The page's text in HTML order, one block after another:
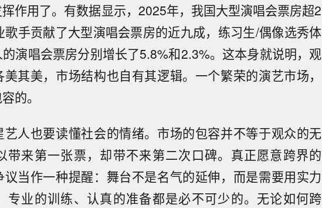
作用了。有数据显示，2025年，我国大型演唱会票房超2
手贡献了大型演唱会票房的近九成，练习生/偶像选秀体
演唱会票房分别增长了5.8%和2.3%。这本身就说明，观
其美，市场结构也自有其逻辑。一个繁荣的演艺市场，
的。
艺人也要读懂社会的情绪。市场的包容并不等于观众的无
带来第一张票，却带不来第二次口碑。真正愿意跨界的
当作一种提醒：舞台不是名气的延伸，而是需要用实力
专业的训练、认真的准备都是必不可少的。无论如何跨